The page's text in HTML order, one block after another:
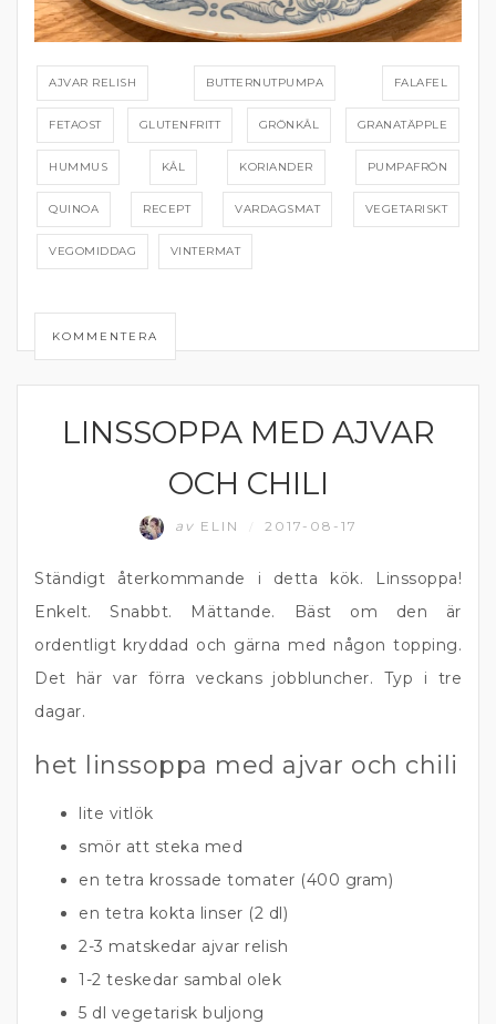
AJVAR RELISH BUTTERNUTPUMPA FALAFEL
FETAOST GLUTENFRITT GRÖNKÅL GRANATÄPPLE
HUMMUS KÅL KORIANDER PUMPAFRÖN
QUINOA RECEPT VARDAGSMAT VEGETARISKT
VEGOMIDDAG VINTERMAT
KOMMENTERA
SOPPA
LINSSOPPA MED AJVAR
OCH CHILI
av ELIN 2017-08-17
Ständigt återkommande i detta kök. Linssoppa!
Enkelt. Snabbt. Mättande. Bäst om den är
ordentligt kryddad och gärna med någon topping.
Det här var förra veckans jobbluncher. Typ i tre
dagar.
het linssoppa med ajvar och chili
lite vitlök
smör att steka med
en tetra krossade tomater (400 gram)
en tetra kokta linser (2 dl)
2-3 matskedar ajvar relish
1-2 teskedar sambal olek
5 dl vegetarisk buljong